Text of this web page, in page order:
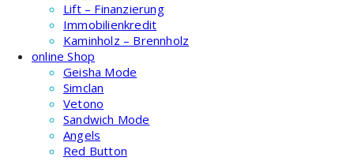
Lift – Finanzierung
Immobilienkredit
Kaminholz – Brennholz
online Shop
Geisha Mode
Simclan
Vetono
Sandwich Mode
Angels
Red Button